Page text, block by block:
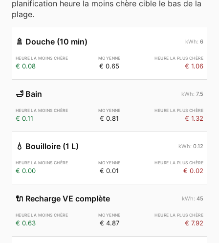
planification heure la moins chère cible le bas de la
plage.
🚿 Douche (10 min) 6
€ 0.08 € 0.65 € 1.06
🛁 Bain 7.5
€ 0.11 € 0.81 € 1.32
💧 Bouilloire (1 L) 0.12
€ 0.00 € 0.01 € 0.02
🔌 Recharge VE complète 45
€ 0.63 € 4.87 € 7.92